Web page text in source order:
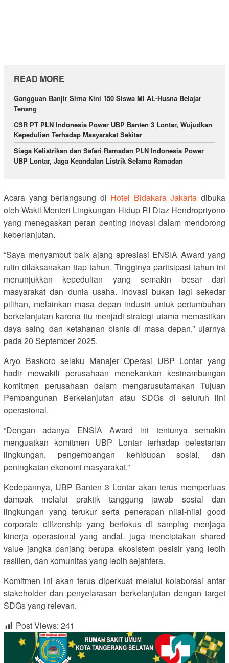
READ MORE
Gangguan Banjir Sirna Kini 150 Siswa MI AL-Husna Belajar
Tenang
CSR PT PLN Indonesia Power UBP Banten 3 Lontar, Wujudkan
Kepedulian Terhadap Masyarakat Sekitar
Siaga Kelistrikan dan Safari Ramadan PLN Indonesia Power
UBP Lontar, Jaga Keandalan Listrik Selama Ramadan
Acara yang berlangsung di Hotel Bidakara Jakarta dibuka
oleh Wakil Menteri Lingkungan Hidup RI Diaz Hendropriyono
yang menegaskan peran penting inovasi dalam mendorong
keberlanjutan.
“Saya menyambut baik ajang apresiasi ENSIA Award yang
rutin dilaksanakan tiap tahun. Tingginya partisipasi tahun ini
menunjukkan kepedulian yang semakin besar dari
masyarakat dan dunia usaha. Inovasi bukan lagi sekedar
pilihan, melainkan masa depan industri untuk pertumbuhan
berkelanjutan karena itu menjadi strategi utama memastikan
daya saing dan ketahanan bisnis di masa depan,” ujarnya
pada 20 September 2025.
Aryo Baskoro selaku Manajer Operasi UBP Lontar yang
hadir mewakili perusahaan menekankan kesinambungan
komitmen perusahaan dalam mengarusutamakan Tujuan
Pembangunan Berkelanjutan atau SDGs di seluruh lini
operasional.
”Dengan adanya ENSIA Award ini tentunya semakin
menguatkan komitmen UBP Lontar terhadap pelestarian
lingkungan, pengembangan kehidupan sosial, dan
peningkatan ekonomi masyarakat.”
Kedepannya, UBP Banten 3 Lontar akan terus memperluas
dampak melalui praktik tanggung jawab sosial dan
lingkungan yang terukur serta penerapan nilai-nilai good
corporate citizenship yang berfokus di samping menjaga
kinerja operasional yang andal, juga menciptakan shared
value jangka panjang berupa ekosistem pesisir yang lebih
resilien, dan komunitas yang lebih sejahtera.
Komitmen ini akan terus diperkuat melalui kolaborasi antar
stakeholder dan penyelarasan berkelanjutan dengan target
SDGs yang relevan.
Post Views: 241